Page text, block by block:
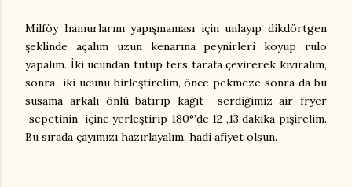
Milföy hamurlarını yapışmaması için unlayıp dikdörtgen
şeklinde açalım uzun kenarına peynirleri koyup rulo
yapalım. İki ucundan tutup ters tarafa çevirerek kıvıralım,
sonra iki ucunu birleştirelim, önce pekmeze sonra da bu
susama arkalı önlü batırıp kağıt serdiğimiz air fryer
sepetinin içine yerleştirip 180°’de 12 ,13 dakika pişirelim.
Bu sırada çayımızı hazırlayalım, hadi afiyet olsun.